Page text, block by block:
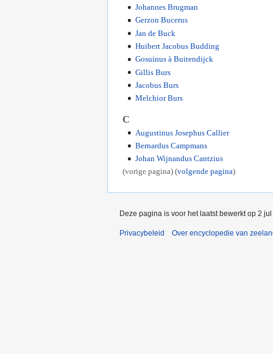
Johannes Brugman
Gerzon Bucerus
Jan de Buck
Huibert Jacobus Budding
Gosuinus à Buitendijck
Gillis Burs
Jacobus Burs
Melchior Burs
C
Augustinus Josephus Callier
Bernardus Campmans
Johan Wijnandus Cantzius
(vorige pagina) (volgende pagina)
Deze pagina is voor het laatst bewerkt op 2
Privacybeleid Over encyclopedie van